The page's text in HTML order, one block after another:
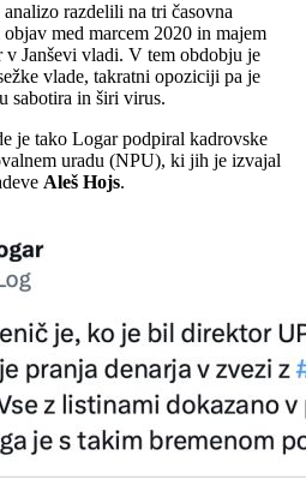
razdelili na tri časovna
med marcem 2020 in majem
Janševi vladi. V tem obdobju je
vlade, takratni opoziciji pa je
sabotira in širi virus.
je tako Logar podpiral kadrovske
uradu (NPU), ki jih je izvajal
Aleš Hojs.